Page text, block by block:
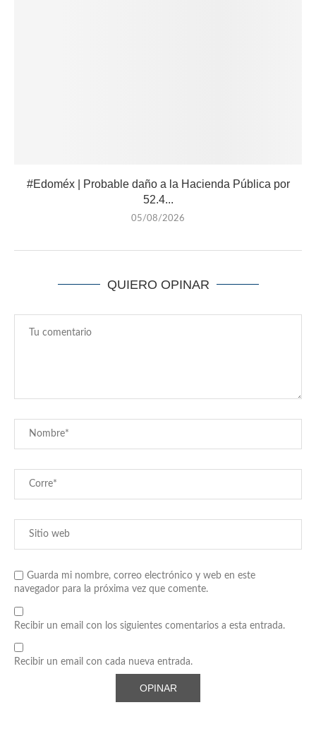
#Edoméx | Probable daño a la Hacienda Pública por
52.4...
05/08/2026
QUIERO OPINAR
Guarda mi nombre, correo electrónico y web en este
navegador para la próxima vez que comente.
Recibir un email con los siguientes comentarios a esta entrada.
Recibir un email con cada nueva entrada.